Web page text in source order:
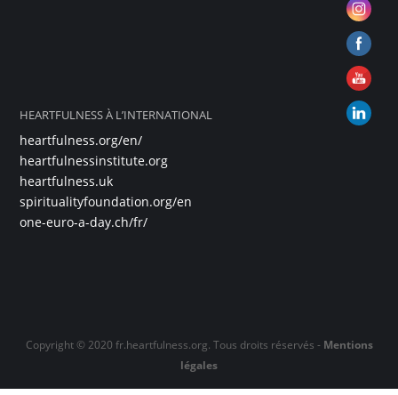
HEARTFULNESS À L’INTERNATIONAL
heartfulness.org/en/
heartfulnessinstitute.org
heartfulness.uk
spiritualityfoundation.org/en
one-euro-a-day.ch/fr/
Copyright © 2020 fr.heartfulness.org. Tous droits réservés - Mentions
légales